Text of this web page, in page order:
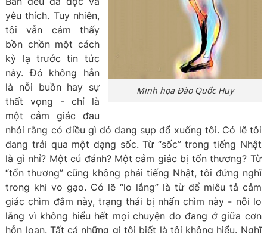
Minh họa Đào Quốc Huy
yêu thích. Tuy nhiên,
tôi vẫn cảm thấy
bồn chồn một cách
kỳ lạ trước tin tức
này. Đó không hẳn
là nỗi buồn hay sự
thất vọng - chỉ là
một cảm giác đau
nhói rằng có điều gì đó đang sụp đổ xuống tôi. Có lẽ tôi
đang trải qua một dạng sốc. Từ “sốc” trong tiếng Nhật
là gì nhỉ? Một cú đánh? Một cảm giác bị tổn thương? Từ
“tổn thương” cũng không phải tiếng Nhật, tôi đứng nghĩ
trong khi vo gạo. Có lẽ “lo lắng” là từ để miêu tả cảm
giác chìm đắm này, trạng thái bị nhấn chìm này - nỗi lo
lắng vì không hiểu hết mọi chuyện do đang ở giữa cơn
hỗn loạn. Tất cả những gì tôi biết là tôi không hiểu. Nghĩ